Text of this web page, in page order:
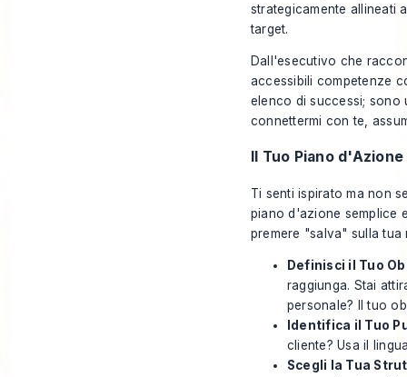
strategicamente allineati
target.
Dall'esecutivo che
accessibili competenze
elenco di successi; sono
connettermi con te,
Il Tuo Piano
Ti senti ispirato ma non
piano d'azione semplice
premere "salva" sulla
Definisci il Tuo
raggiunga. Stai
personale? Il tuo
Identifica il Tuo
cliente? Usa il
Scegli la Tua